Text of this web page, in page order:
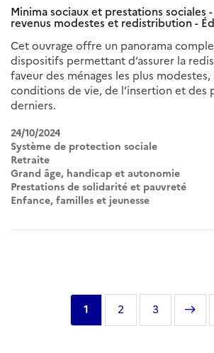
Minima sociaux et prestations sociales
revenus modestes et redistribution -
Cet ouvrage offre un panorama
dispositifs permettant d’assurer la
faveur des ménages les plus modestes,
conditions de vie, de l’insertion et des
derniers.
24/10/2024
Système de protection sociale
Retraite
Grand âge, handicap et autonomie
Prestations de solidarité et pauvreté
Enfance, familles et jeunesse
Page
courante
1 Page
2 Page
3
Page